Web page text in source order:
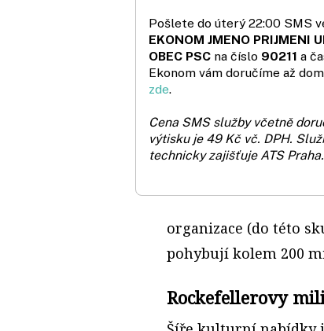
Pošlete do úterý 22:00 SMS
EKONOM JMENO PRIJMENI
OBEC PSC na číslo 90211 a
Ekonom vám doručíme až
zde.
Cena SMS služby včetně
výtisku je 49 Kč vč. DPH.
technicky zajišťuje ATS Praha.
organizace (do této
pohybují kolem 200
Rockefellerovy